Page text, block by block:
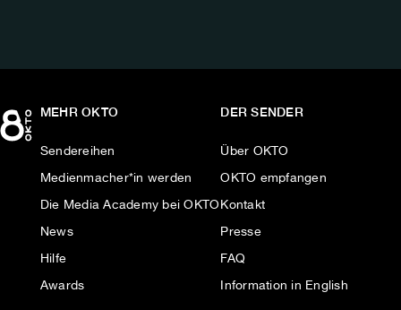
MEHR OKTO
Sendereihen
Medienmacher*in werden
Die Media Academy bei OKTO
News
Hilfe
Awards
DER SENDER
Über OKTO
OKTO empfangen
Kontakt
Presse
FAQ
Information in English